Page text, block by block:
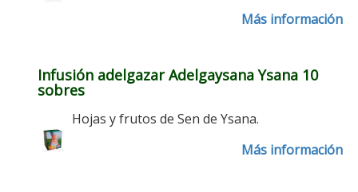
Más información
Infusión adelgazar Adelgaysana Ysana 10
sobres
Hojas y frutos de Sen de Ysana.
Más información